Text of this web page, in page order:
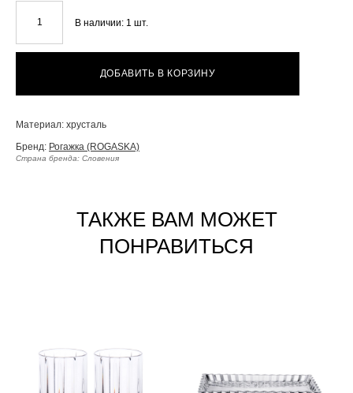
В наличии: 1 шт.
ДОБАВИТЬ В КОРЗИНУ
Материал: хрусталь
Бренд: Рогажка (ROGASKA)
Страна бренда: Словения
ТАКЖЕ ВАМ МОЖЕТ
ПОНРАВИТЬСЯ